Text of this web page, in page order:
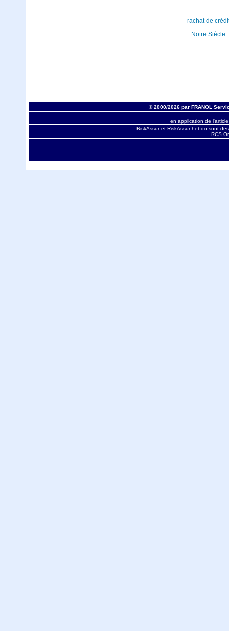
rachat de
Notre Siècle
© 2000/2026 par FRANOL
en application de
RiskAssur et RiskAssur-hebdo sont
RCS